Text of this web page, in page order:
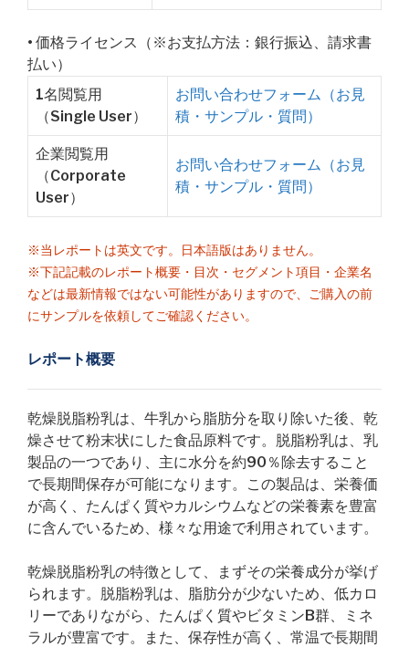
• 価格ライセンス（※お支払方法：銀行振込、請求書
払い）
1名閲覧用
（Single User）
お問い合わせフォーム（お見
積・サンプル・質問）
企業閲覧用
（Corporate
User）
お問い合わせフォーム（お見
積・サンプル・質問）
※当レポートは英文です。日本語版はありません。
※下記記載のレポート概要・目次・セグメント項目・企業名
などは最新情報ではない可能性がありますので、ご購入の前
にサンプルを依頼してご確認ください。
レポート概要
乾燥脱脂粉乳は、牛乳から脂肪分を取り除いた後、乾
燥させて粉末状にした食品原料です。脱脂粉乳は、乳
製品の一つであり、主に水分を約90％除去すること
で長期間保存が可能になります。この製品は、栄養価
が高く、たんぱく質やカルシウムなどの栄養素を豊富
に含んでいるため、様々な用途で利用されています。
乾燥脱脂粉乳の特徴として、まずその栄養成分が挙げ
られます。脱脂粉乳は、脂肪分が少ないため、低カロ
リーでありながら、たんぱく質やビタミンB群、ミネ
ラルが豊富です。また、保存性が高く、常温で長期間